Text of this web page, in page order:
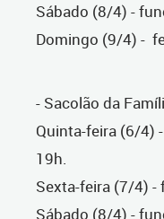
Sábado (8/4) -
Domingo (9/4) -
- Sacolão da
Quinta-feira (6/4)
19h.
Sexta-feira (7/4) -
Sábado (8/4) -